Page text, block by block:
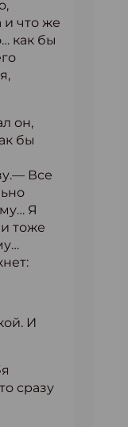
и что же
как бы
он,
бы
Все
Я
тоже
И
сразу